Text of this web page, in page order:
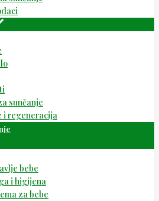
sunčanje
i regeneracija
bebe
i higijena
za bebe